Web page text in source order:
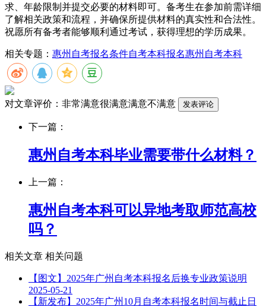
求、年龄限制并提交必要的材料即可。备考生在参加前需详细
了解相关政策和流程，并确保所提供材料的真实性和合法性。
祝愿所有备考者能够顺利通过考试，获得理想的学历成果。
相关专题： 惠州自考报名条件自考本科报名惠州自考本科
对文章评价： 非常满意很满意满意不满意
下一篇：
惠州自考本科毕业需要带什么材料？
上一篇：
惠州自考本科可以异地考取师范高校
吗？
相关文章 相关问题
【图文】2025年广州自考本科报名后换专业政策说明
2025-05-21
【新发布】2025年广州10月自考本科报名时间与截止日